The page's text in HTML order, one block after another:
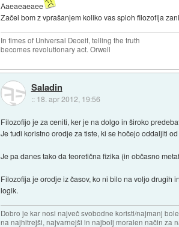
Aaeaeaeaee
Začel bom z vprašanjem koliko vas sploh filozofija
In times of Universal Deceit, telling the truth
becomes revolutionary act. Orwell
Saladin
:: 18. apr 2012, 19:56
Filozofijo je za ceniti, ker je na dolgo in široko
Je tudi koristno orodje za tiste, ki se hočejo oddaljiti
Je pa danes tako da teoretična fizika (in občasno
Filozofija je orodje iz časov, ko ni bilo na voljo drugih
logik.
Dobro je kar nosi največ svobodne koristi/najmanj
na najhitrejši, najvarnejši in najbolj moralen način za